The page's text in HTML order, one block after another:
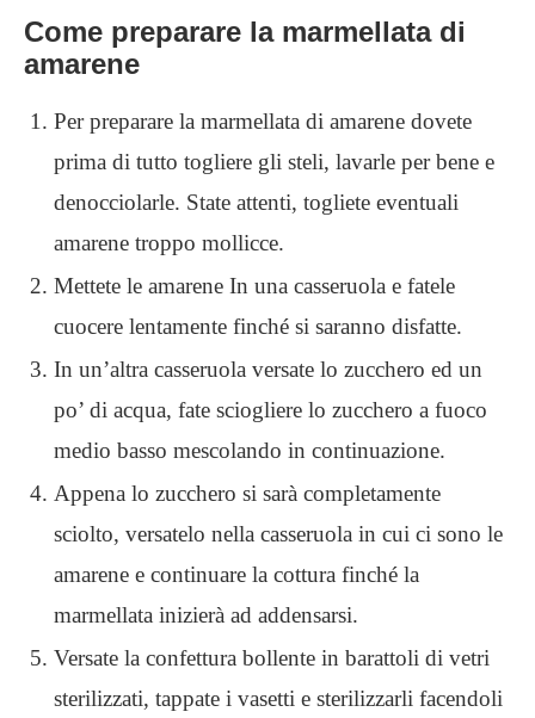
Come preparare la marmellata di
amarene
Per preparare la marmellata di amarene dovete
prima di tutto togliere gli steli, lavarle per bene e
denocciolarle. State attenti, togliete eventuali
amarene troppo mollicce.
Mettete le amarene In una casseruola e fatele
cuocere lentamente finché si saranno disfatte.
In un’altra casseruola versate lo zucchero ed un
po’ di acqua, fate sciogliere lo zucchero a fuoco
medio basso mescolando in continuazione.
Appena lo zucchero si sarà completamente
sciolto, versatelo nella casseruola in cui ci sono le
amarene e continuare la cottura finché la
marmellata inizierà ad addensarsi.
Versate la confettura bollente in barattoli di vetri
sterilizzati, tappate i vasetti e sterilizzarli facendoli